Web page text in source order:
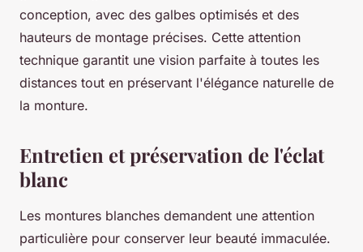
conception, avec des galbes optimisés et des
hauteurs de montage précises. Cette attention
technique garantit une vision parfaite à toutes les
distances tout en préservant l'élégance naturelle de
la monture.
Entretien et préservation de l'éclat
blanc
Les montures blanches demandent une attention
particulière pour conserver leur beauté immaculée.